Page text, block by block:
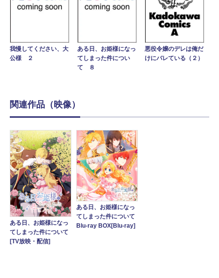
我慢してください、大
公様 ２
ある日、お姫様になっ
てしまった件につい
て ８
悪役令嬢のデレは俺だ
けにバレている（２）
関連作品（映像）
ある日、お姫様になっ
てしまった件について
[TV放映・配信]
ある日、お姫様になっ
てしまった件について
Blu-ray BOX[Blu-ray]